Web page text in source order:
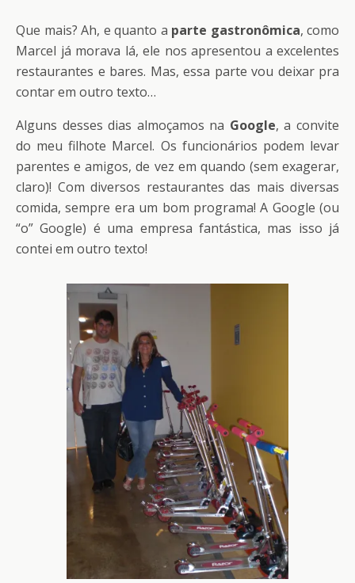
Que mais? Ah, e quanto a parte gastronômica, como
Marcel já morava lá, ele nos apresentou a excelentes
restaurantes e bares. Mas, essa parte vou deixar pra
contar em outro texto…
Alguns desses dias almoçamos na Google, a convite
do meu filhote Marcel. Os funcionários podem levar
parentes e amigos, de vez em quando (sem exagerar,
claro)! Com diversos restaurantes das mais diversas
comida, sempre era um bom programa! A Google (ou
“o” Google) é uma empresa fantástica, mas isso já
contei em outro texto!